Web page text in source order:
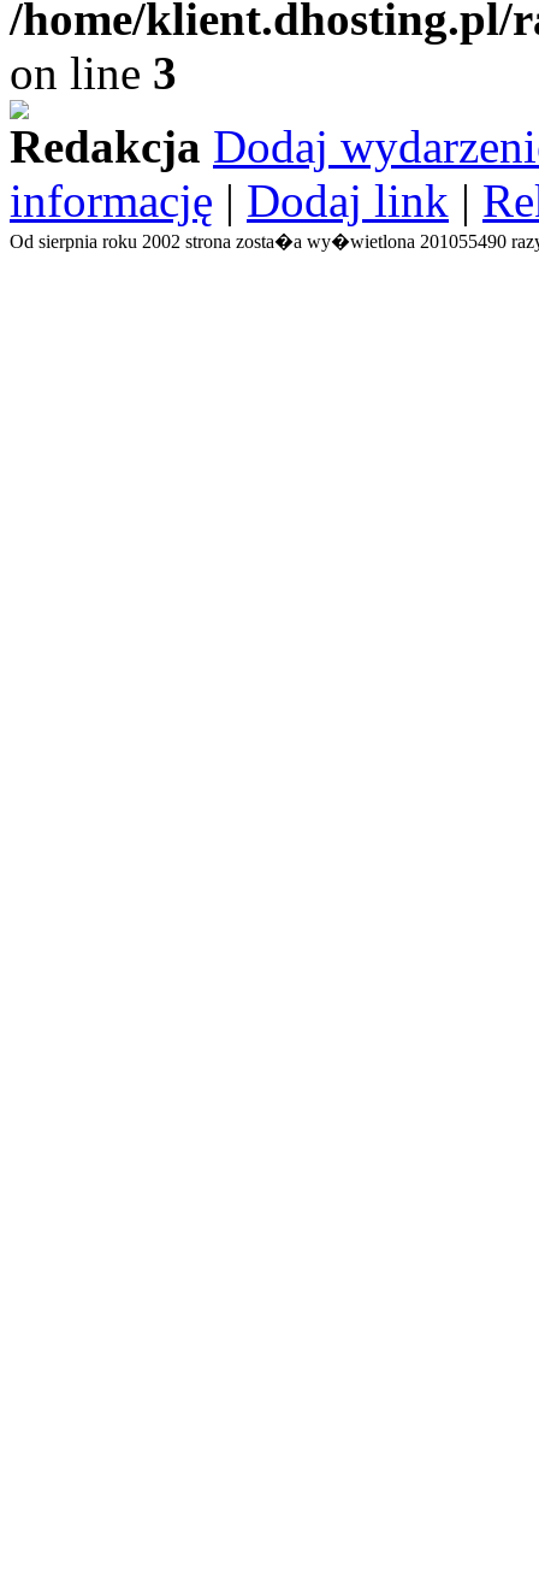
/home/
on line 3
Redakcja Dodaj
informację | Dodaj link |
Od sierpnia roku 2002 strona zosta�a wy�wietlona 201055490